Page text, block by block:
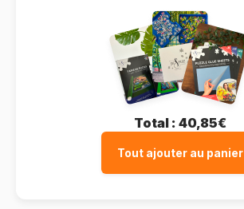
Total : 40,85€
Tout ajouter au panier